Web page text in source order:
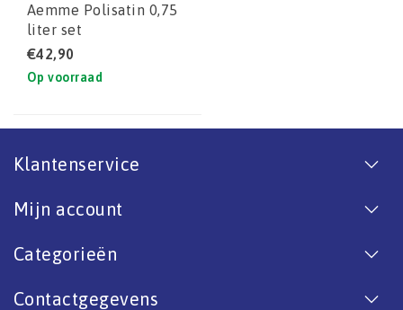
Aemme Polisatin 0,75
liter set
€42,90
Op voorraad
Klantenservice
Mijn account
Categorieën
Contactgegevens